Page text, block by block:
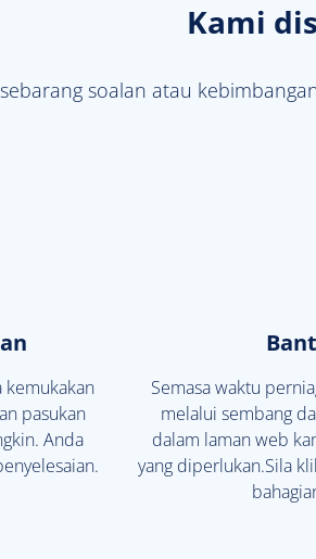
Kami
soalan atau
kemukakan
pasukan
Anda
Semasa waktu
melalui sembang
dalam laman web
yang diperlukan.Sila